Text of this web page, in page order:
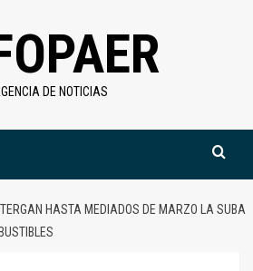
DE NOTICIAS
HASTA MEDIADOS DE MARZO LA SUBA